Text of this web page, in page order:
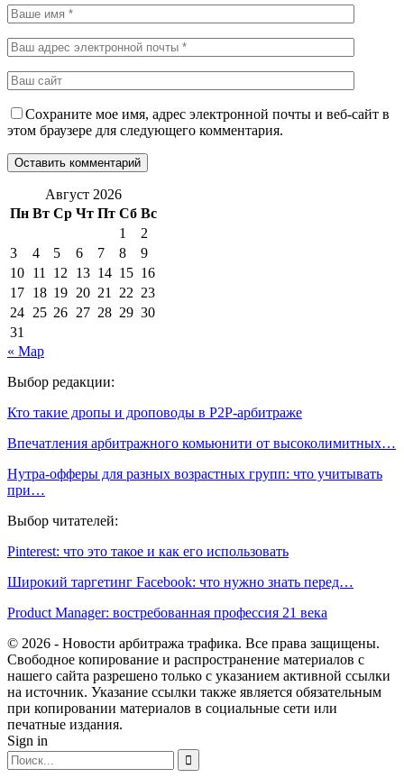
Сохраните мое имя, адрес электронной почты и веб-сайт в
этом браузере для следующего комментария.
Август 2026
Пн Вт Ср Чт Пт Сб Вс
1
2
3
4 5 6 7 8
9
10 11 12 13 14 15 16
17 18 19 20 21 22 23
24 25 26 27 28 29 30
31
« Мар
Выбор редакции:
Кто такие дропы и дроповоды в P2P-арбитраже
Впечатления арбитражного комьюнити от высоколимитных…
Нутра-офферы для разных возрастных групп: что учитывать
при…
Выбор читателей:
Pinterest: что это такое и как его использовать
Широкий таргетинг Facebook: что нужно знать перед…
Product Manager: востребованная профессия 21 века
© 2026 - Новости арбитража трафика. Все права защищены.
Свободное копирование и распространение материалов с
нашего сайта разрешено только с указанием активной ссылки
на источник. Указание ссылки также является обязательным
при копировании материалов в социальные сети или
печатные издания.
Sign in